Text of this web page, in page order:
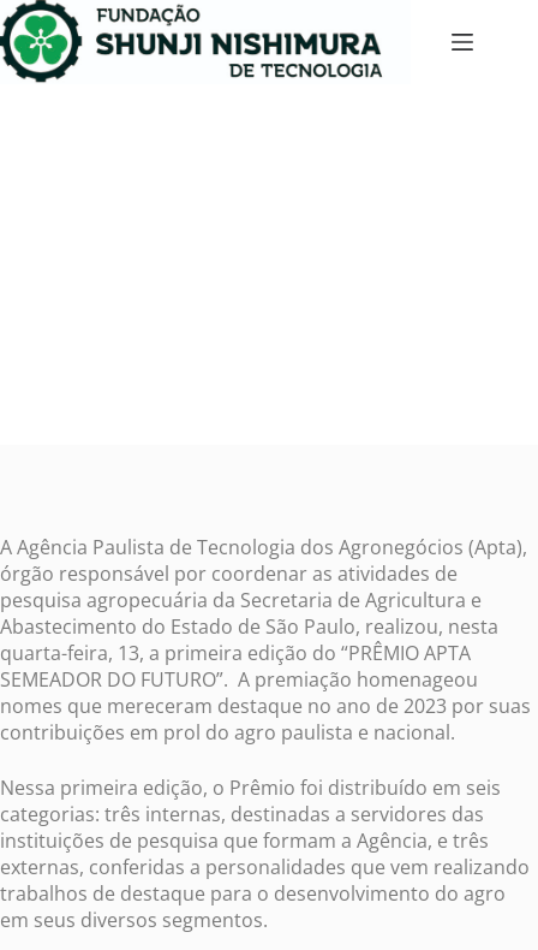
A Agência Paulista de Tecnologia dos Agronegócios (Apta),
órgão responsável por coordenar as atividades de
pesquisa agropecuária da Secretaria de Agricultura e
Abastecimento do Estado de São Paulo, realizou, nesta
quarta-feira, 13, a primeira edição do “PRÊMIO APTA
SEMEADOR DO FUTURO”. A premiação homenageou
nomes que mereceram destaque no ano de 2023 por suas
contribuições em prol do agro paulista e nacional.
Nessa primeira edição, o Prêmio foi distribuído em seis
categorias: três internas, destinadas a servidores das
instituições de pesquisa que formam a Agência, e três
externas, conferidas a personalidades que vem realizando
trabalhos de destaque para o desenvolvimento do agro
em seus diversos segmentos.